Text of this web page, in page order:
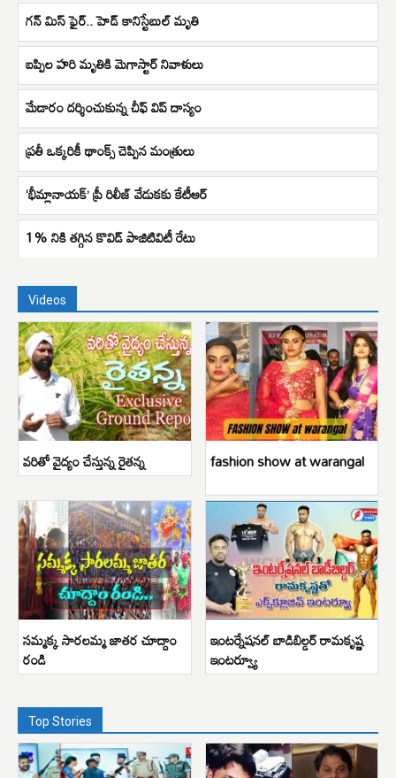
గన్ మిస్ ఫైర్.. హెడ్ కానిస్టేబుల్ మృతి
బప్పిల హరి మృతికి మెగాస్టార్ నివాళులు
మేడారం దర్శించుకున్న చీఫ్ విప్ దాస్యం
ప్రతీ ఒక్కరికీ థాంక్స్ చెప్పిన మంత్రులు
‘భీమ్లానాయక్’ ప్రీ రిలీజ్ వేడుకకు కేటీఆర్
1% నికి తగ్గిన కొవిడ్ పాజిటివిటీ రేటు
Videos
వరితో వైద్యం చేస్తున్న రైతన్న fashion show at warangal
సమ్మక్క సారలమ్మ జాతర చూద్దాం
రండి
ఇంటర్నేషనల్ బాడిబిల్డర్ రామకృష్ణ
ఇంటర్వ్యూ
Top Stories